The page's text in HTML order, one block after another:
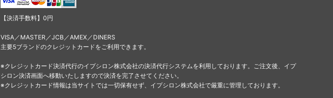
【決済手数料】0円
VISA／MASTER／JCB／AMEX／DINERS
主要5ブランドのクレジットカードをご利用できます。
※クレジットカード決済代行のイプシロン株式会社の決済代行システムを利用しております。ご注文後、イプ
シロン決済画面へ移動いたしますので決済を完了させてください。
※クレジットカード情報は当サイトでは一切保有せず、イプシロン株式会社で厳重に管理しております。